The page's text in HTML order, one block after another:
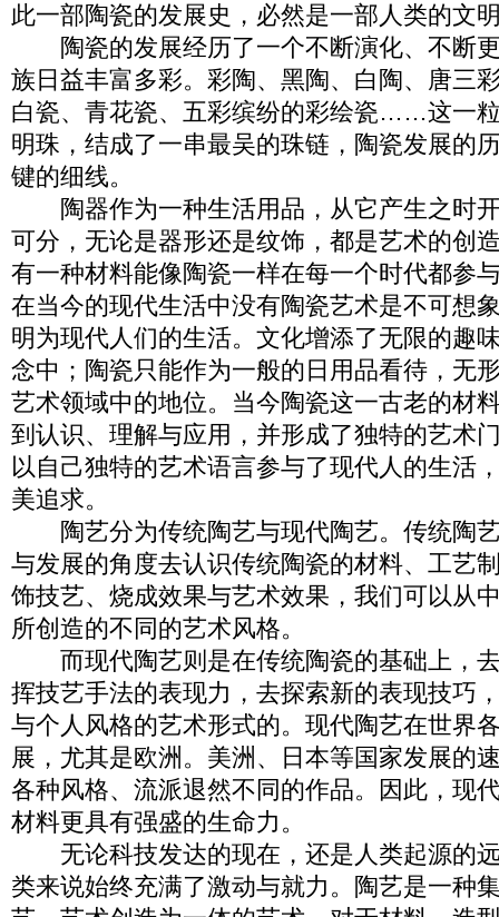
此一部陶瓷的发展史，必然是一部人类的文
陶瓷的发展经历了一个不断演化、不断
族日益丰富多彩。彩陶、黑陶、白陶、唐三
白瓷、青花瓷、五彩缤纷的彩绘瓷……这一
明珠，结成了一串最吴的珠链，陶瓷发展的
键的细线。
陶器作为一种生活用品，从它产生之时
可分，无论是器形还是纹饰，都是艺术的创
有一种材料能像陶瓷一样在每一个时代都参
在当今的现代生活中没有陶瓷艺术是不可想
明为现代人们的生活。文化增添了无限的趣
念中；陶瓷只能作为一般的日用品看待，无
艺术领域中的地位。当今陶瓷这一古老的材
到认识、理解与应用，并形成了独特的艺
以自己独特的艺术语言参与了现代人的生活
美追求。
陶艺分为传统陶艺与现代陶艺。传统陶
与发展的角度去认识传统陶瓷的材料、工艺
饰技艺、烧成效果与艺术效果，我们可以从
所创造的不同的艺术风格。
而现代陶艺则是在传统陶瓷的基础上，
挥技艺手法的表现力，去探索新的表现技巧
与个人风格的艺术形式的。现代陶艺在世界
展，尤其是欧洲。美洲、日本等国家发展的
各种风格、流派退然不同的作品。因此，现
材料更具有强盛的生命力。
无论科技发达的现在，还是人类起源的
类来说始终充满了激动与就力。陶艺是一种